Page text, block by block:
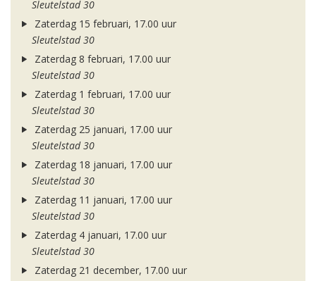
Sleutelstad 30
Zaterdag 15 februari, 17.00 uur
Sleutelstad 30
Zaterdag 8 februari, 17.00 uur
Sleutelstad 30
Zaterdag 1 februari, 17.00 uur
Sleutelstad 30
Zaterdag 25 januari, 17.00 uur
Sleutelstad 30
Zaterdag 18 januari, 17.00 uur
Sleutelstad 30
Zaterdag 11 januari, 17.00 uur
Sleutelstad 30
Zaterdag 4 januari, 17.00 uur
Sleutelstad 30
Zaterdag 21 december, 17.00 uur